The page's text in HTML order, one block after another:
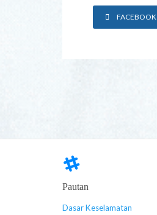
FACEBOOK
Pautan
Dasar Keselamatan